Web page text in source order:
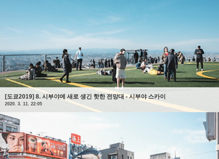
[도쿄2019] 8. 시부야에 새로 생긴 핫한 전망대 - 시부야 스카이
2020. 3. 11. 22:05